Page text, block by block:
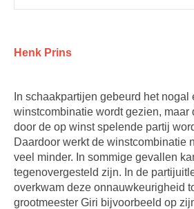
Henk Prins
In schaakpartijen gebeurd het nogal
winstcombinatie wordt gezien, maar
door de op winst spelende partij
Daardoor werkt de winstcombinatie
veel minder. In sommige gevallen
tegenovergesteld zijn. In de
overkwam deze onnauwkeurigheid
grootmeester Giri bijvoorbeeld op